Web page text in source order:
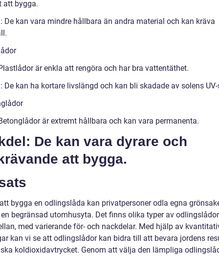
att bygga.
De kan vara mindre hållbara än andra material och kan kräva
är enkla att rengöra och har bra vattentäthet.
De kan ha kortare livslängd och kan bli skadade av solens
är extremt hållbara och kan vara permanenta.
De kan vara dyrare och
att bygga.
bygga en odlingslåda kan privatpersoner odla egna
begränsad utomhusyta. Det finns olika typer av
med varierande för- och nackdelar. Med hjälp av
kan vi se att odlingslådor kan bidra till att bevara jordens
koldioxidavtrycket. Genom att välja den lämpliga